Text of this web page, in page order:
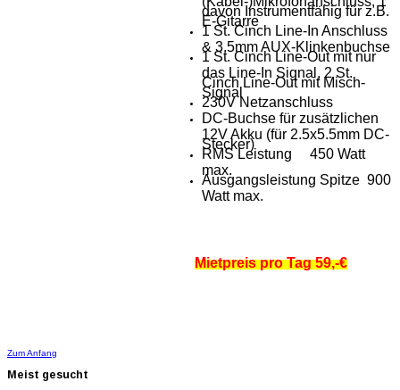
davon Instrumentfähig für z.B.
E-Gitarre
1 St. Cinch Line-In Anschluss
& 3.5mm AUX-Klinkenbuchse
1 St. Cinch Line-Out mit nur
das Line-In Signal, 2 St.
Cinch Line-Out mit Misch-
Signal
230V Netzanschluss
DC-Buchse für zusätzlichen
12V Akku (für 2.5x5.5mm DC-
Stecker)
RMS Leistung 450 Watt
max.
Ausgangsleistung Spitze 900
Watt max.
Mietpreis pro Tag 59,-€
Zum Anfang
Meist gesucht